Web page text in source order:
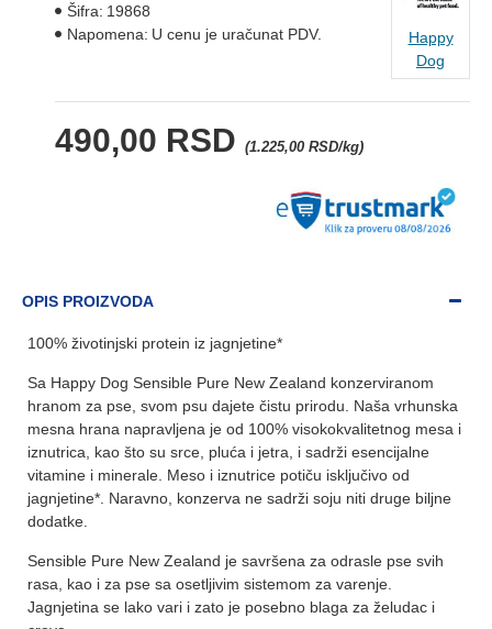
490,00 RSD (1.225,00 RSD/kg)
Šifra: 19868
Napomena: U cenu je uračunat PDV.
Happy
Dog
OPIS PROIZVODA
100% životinjski protein iz jagnjetine*
Sa Happy Dog Sensible Pure New Zealand konzerviranom
hranom za pse, svom psu dajete čistu prirodu. Naša vrhunska
mesna hrana napravljena je od 100% visokokvalitetnog mesa i
iznutrica, kao što su srce, pluća i jetra, i sadrži esencijalne
vitamine i minerale. Meso i iznutrice potiču isključivo od
jagnjetine*. Naravno, konzerva ne sadrži soju niti druge biljne
dodatke.
Sensible Pure New Zealand je savršena za odrasle pse svih
rasa, kao i za pse sa osetljivim sistemom za varenje.
Jagnjetina se lako vari i zato je posebno blaga za želudac i